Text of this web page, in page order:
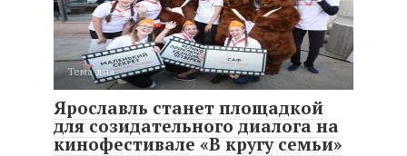
Тема дня
Ярославль станет площадкой
для созидательного диалога на
кинофестивале «В кругу семьи»